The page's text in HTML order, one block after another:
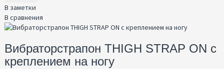
В заметки
В сравнения
Вибраторстрапон THIGH STRAP ON с
креплением на ногу